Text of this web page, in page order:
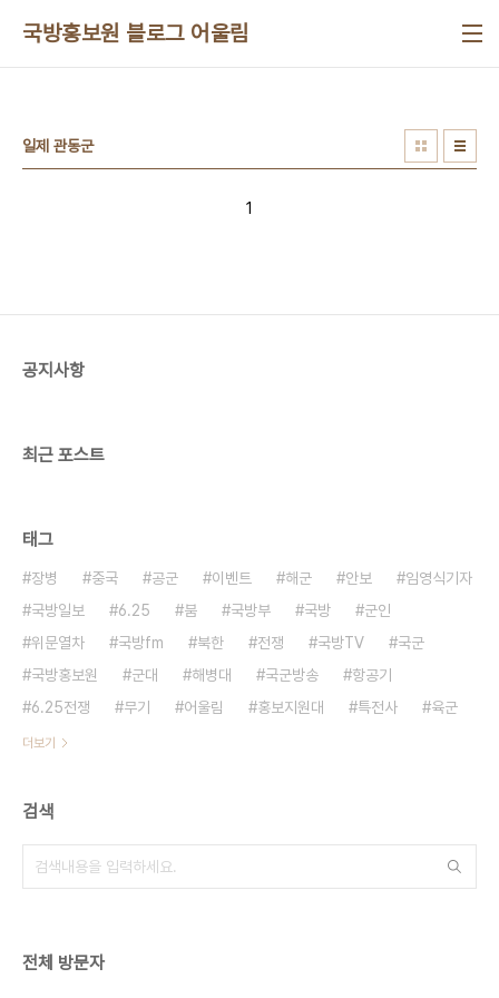
국방홍보원 블로그 어울림
일제 관동군
1
공지사항
최근 포스트
태그
장병 중국 공군 이벤트 해군 안보
임영식기자
국방일보
6.25 붐 국방부 국방
군인
위문열차
국방fm 북한 전쟁 국방TV
국군
국방홍보원
군대 해병대 국군방송
항공기
6.25전쟁
무기 어울림 홍보지원대 특전사 육군
더보기
검색
전체 방문자